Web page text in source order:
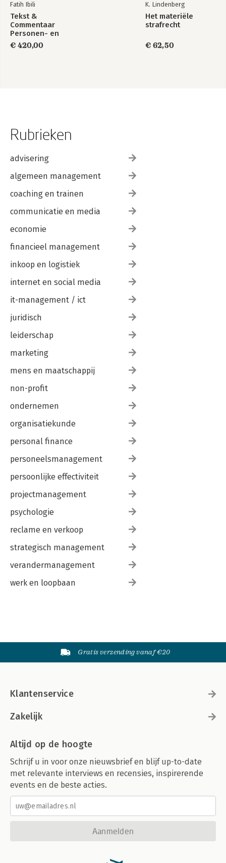
Fatih Ibili
Tekst &
Commentaar
Personen- en
Familierecht
€ 420,00
K. Lindenberg
Het materiële
strafrecht
€ 62,50
Rubrieken
advisering
algemeen management
coaching en trainen
communicatie en media
economie
financieel management
inkoop en logistiek
internet en social media
it-management / ict
juridisch
leiderschap
marketing
mens en maatschappij
non-profit
ondernemen
organisatiekunde
personal finance
personeelsmanagement
persoonlijke effectiviteit
projectmanagement
psychologie
reclame en verkoop
strategisch management
verandermanagement
werk en loopbaan
Gratis verzending vanaf €20
Klantenservice
Zakelijk
Altijd op de hoogte
Schrijf u in voor onze nieuwsbrief en blijf up-to-date
met relevante interviews en recensies, inspirerende
events en de beste acties.
Aanmelden